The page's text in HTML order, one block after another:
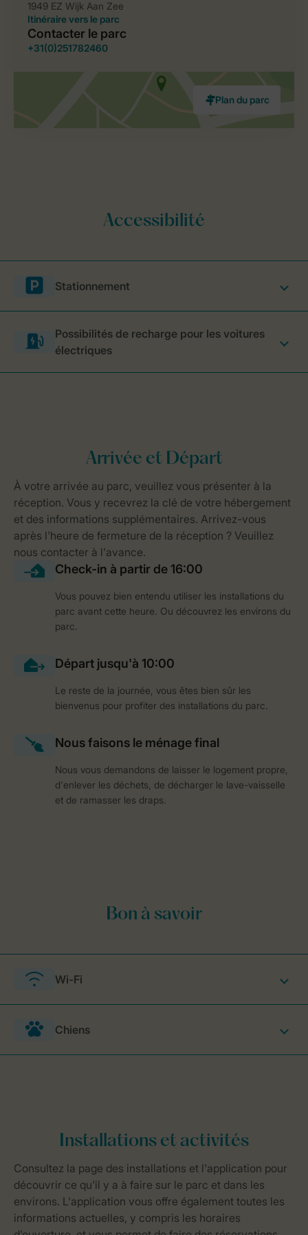
Stationnement
Possibilités de recharge pour les voitures
électriques
Vous pouvez bien entendu utiliser les installations du
parc avant cette heure. Ou découvrez les environs du
parc.
Le reste de la journée, vous êtes bien sûr les
bienvenus pour profiter des installations du parc.
Nous vous demandons de laisser le logement propre,
d'enlever les déchets, de décharger le lave-vaisselle
et de ramasser les draps.
Wi-Fi
Chiens